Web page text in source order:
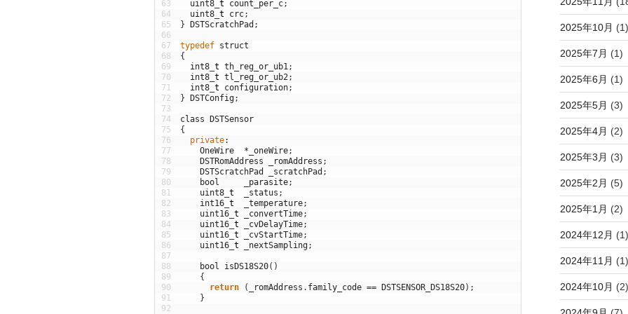
63
64
65
66
67
68
69
70
71
72
73
74
75
76
77
78
79
80
81
82
83
84
85
86
87
88
89
90
91
92
uint8 t count_per_c;
uint8 t crc;
} DSTScratchPad ;
typedef struct
{
int8 t th_reg_or_ub1 ;
int8 t tl_reg_or_ub2 ;
int8 t configuration;
} DSTConfig;
class DSTSensor
{
private:
OneWire
* _oneWire;
DSTRomAddress
_romAddress ;
DSTScratchPad
_scratchPad ;
bool
_parasite;
uint8 t _status ;
int16 t _temperature;
uint16 t _convertTime;
uint16 t _cvDelayTime;
uint16 t _cvStartTime;
uint16 t _nextSampling;
bool isDS18S20( )
{
return
( _romAddress . family_code == DSTSENSOR_DS18S20) ;
}
2025年10月 (1)
2025年7月 (1)
2025年6月 (1)
2025年5月 (3)
2025年4月 (2)
2025年3月 (3)
2025年2月 (5)
2025年1月 (2)
2024年12月 (1)
2024年11月 (1)
2024年10月 (2)